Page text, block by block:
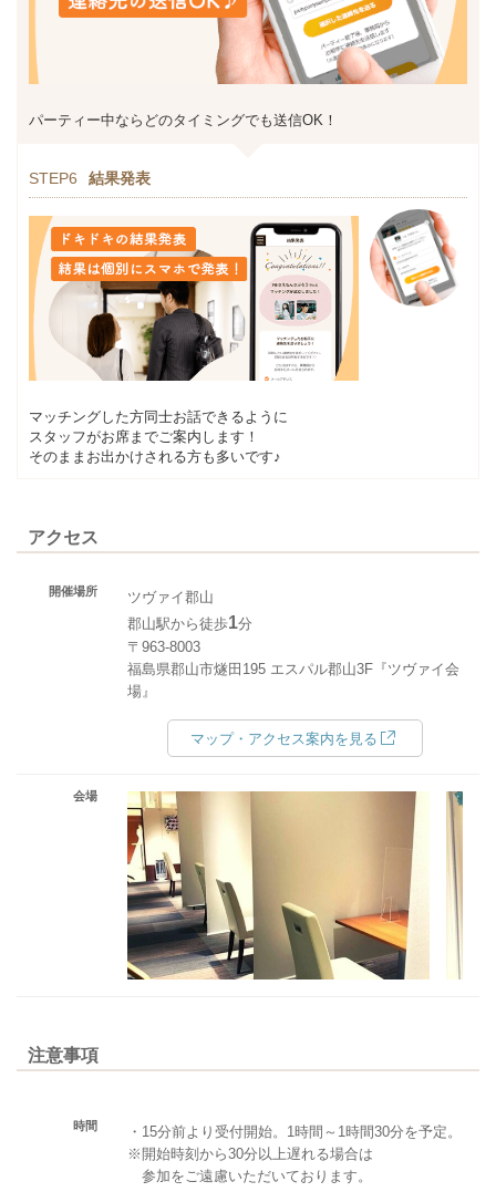
パーティー中ならどのタイミングでも送信OK！
STEP6 結果発表
マッチングした方同士お話できるように
スタッフがお席までご案内します！
そのままお出かけされる方も多いです♪
アクセス
開催場所
ツヴァイ郡山
郡山駅から徒歩1分
〒963-8003
福島県郡山市燧田195 エスパル郡山3F『ツヴァイ会
場』
マップ・アクセス案内を見る
会場
注意事項
時間
・15分前より受付開始。1時間～1時間30分を予定。
※開始時刻から30分以上遅れる場合は
参加をご遠慮いただいております。